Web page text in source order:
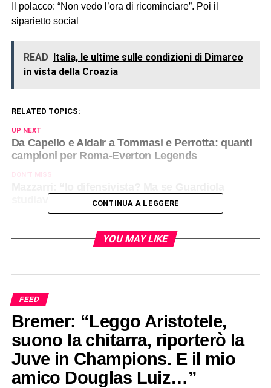
Il polacco: “Non vedo l’ora di ricominciare”. Poi il
siparietto social
READ Italia, le ultime sulle condizioni di Dimarco
in vista della Croazia
RELATED TOPICS:
UP NEXT
Da Capello e Aldair a Tommasi e Perrotta: quanti
campioni per Roma-Everton Legends
DON'T MISS
studiava il mio Napoli!” E sul futuro…
CONTINUA A LEGGERE
YOU MAY LIKE
FEED
Bremer: “Leggo Aristotele,
suono la chitarra, riporterò la
Juve in Champions. E il mio
amico Douglas Luiz…”